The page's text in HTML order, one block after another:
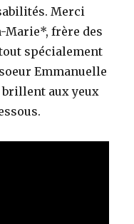
Merci
Marie*, frère des
spécialement
Emmanuelle
brillent aux yeux